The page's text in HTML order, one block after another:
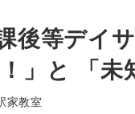
後等デイ
」と 「
家教室